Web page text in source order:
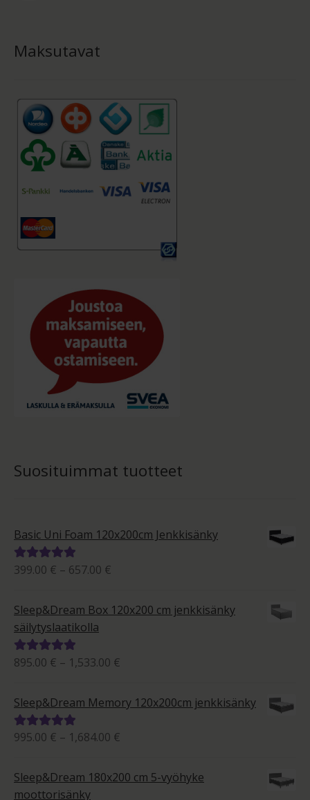
Maksutavat
Suosituimmat tuotteet
Basic Uni Foam 120x200cm Jenkkisänky
Arvostelu
399.00 € – 657.00 €
-
Sleep&Dream Box 120x200 cm jenkkisänky
säilytyslaatikolla
Arvostelu
895.00 € – 1,533.00 €
1,533.00 €
Sleep&Dream Memory 120x200cm jenkkisänky
Arvostelu
5.00
/ 5
995.00 € – 1,684.00 €
-
1,684.00 €
Sleep&Dream 180x200 cm 5-vyöhyke
moottorisänky